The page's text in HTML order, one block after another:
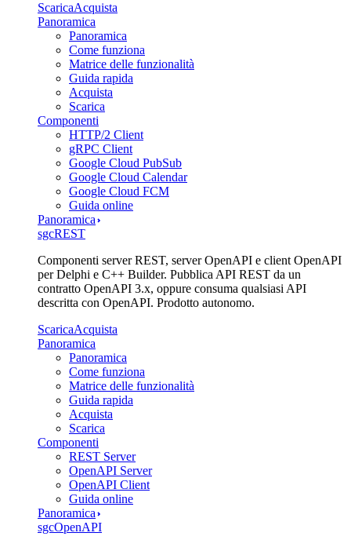
ScaricaAcquista
Panoramica
Panoramica
Come funziona
Matrice delle funzionalità
Guida rapida
Acquista
Scarica
Componenti
HTTP/2 Client
gRPC Client
Google Cloud PubSub
Google Cloud Calendar
Google Cloud FCM
Guida online
Panoramica
sgcREST
Componenti server REST, server OpenAPI e client OpenAPI
per Delphi e C++ Builder. Pubblica API REST da un
contratto OpenAPI 3.x, oppure consuma qualsiasi API
descritta con OpenAPI. Prodotto autonomo.
ScaricaAcquista
Panoramica
Panoramica
Come funziona
Matrice delle funzionalità
Guida rapida
Acquista
Scarica
Componenti
REST Server
OpenAPI Server
OpenAPI Client
Guida online
Panoramica
sgcOpenAPI